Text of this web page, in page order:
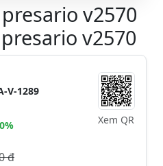
v2570
v2570
V-1289
Xem QR
đ